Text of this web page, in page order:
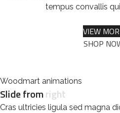
tempus convallis
VIEW
SHOP
Woodmart animations
Slide fromright
Cras ultricies ligula sed magna